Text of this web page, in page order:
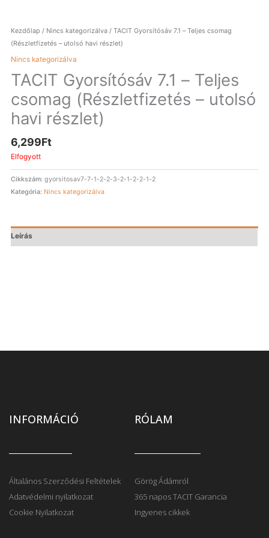
Kezdőlap / Nincs kategorizálva / TACIT Gyorsítósáv 7.1 – Teljes csomag
(Részletfizetés – utolsó havi részlet)
Nincs kategorizálva
TACIT Gyorsítósáv 7.1 – Teljes
csomag (Részletfizetés – utolsó
havi részlet)
6,299Ft
Elfogyott
Cikkszám:gyorsitosav7-7-1-2-2-3-2-1-2-2-1-2
Kategória: Nincs kategorizálva
Leírás
INFORMÁCIÓ
Általános Szerződési Feltételek
Adatvédelmi nyilatkozat
Cookie Nyilatkozat
RÓLAM
Görög Ádámról
365 napos TACIT Garancia
Ingyenes cikkek